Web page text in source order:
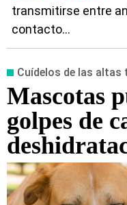
transmitirse entre
contacto...
Cuídelos de las altas
Mascotas
golpes de
proteger a